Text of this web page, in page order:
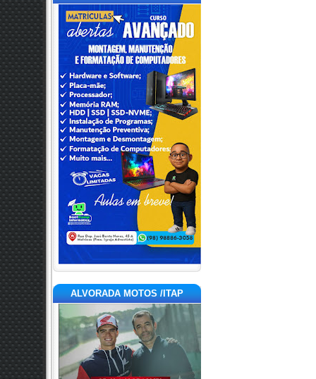
ALVORADA MOTOS /ITAP